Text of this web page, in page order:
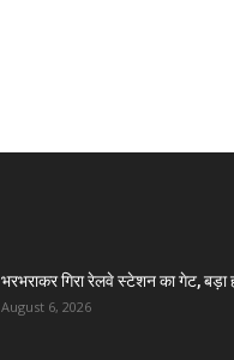
भरभराकर गिरा रेलवे स्टेशन का गेट, बड़ा
August 6, 2026